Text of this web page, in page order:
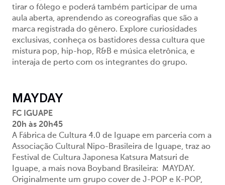
tirar o fôlego e poderá também participar de uma
aula aberta, aprendendo as coreografias que são a
marca registrada do gênero. Explore curiosidades
exclusivas, conheça os bastidores dessa cultura que
mistura pop, hip-hop, R&B e música eletrônica, e
interaja de perto com os integrantes do grupo.
MAYDAY
FC IGUAPE
20h às 20h45
A Fábrica de Cultura 4.0 de Iguape em parceria com a
Associação Cultural Nipo-Brasileira de Iguape, traz ao
Festival de Cultura Japonesa Katsura Matsuri de
Iguape, a mais nova Boyband Brasileira: MAYDAY.
Originalmente um grupo cover de J-POP e K-POP,